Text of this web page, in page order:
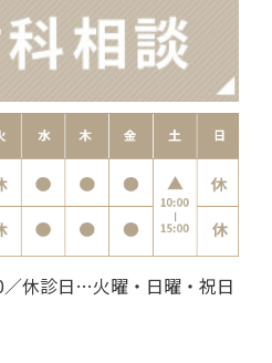
休診日…火曜・日曜・祝日